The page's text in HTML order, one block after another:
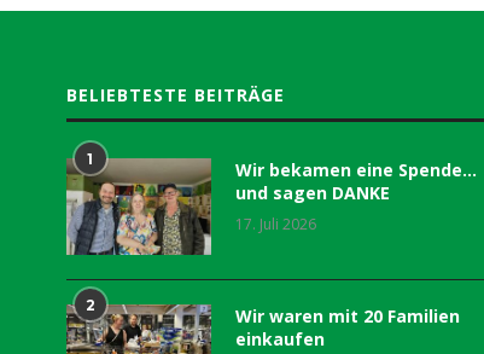
BELIEBTESTE BEITRÄGE
1
Wir bekamen eine Spende…
und sagen DANKE
17. Juli 2026
2
Wir waren mit 20 Familien
einkaufen